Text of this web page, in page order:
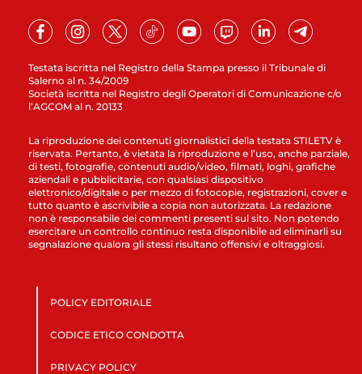
Testata iscritta nel Registro della Stampa presso il Tribunale di
Salerno al n. 34/2009
Società iscritta nel Registro degli Operatori di Comunicazione c/o
l’AGCOM al n. 20133
La riproduzione dei contenuti giornalistici della testata STILETV è
riservata. Pertanto, è vietata la riproduzione e l’uso, anche parziale,
di testi, fotografie, contenuti audio/video, filmati, loghi, grafiche
aziendali e pubblicitarie, con qualsiasi dispositivo
elettronico/digitale o per mezzo di fotocopie, registrazioni, cover e
tutto quanto è ascrivibile a copia non autorizzata. La redazione
non è responsabile dei commenti presenti sul sito. Non potendo
esercitare un controllo continuo resta disponibile ad eliminarli su
segnalazione qualora gli stessi risultano offensivi e oltraggiosi.
POLICY EDITORIALE
CODICE ETICO CONDOTTA
PRIVACY POLICY